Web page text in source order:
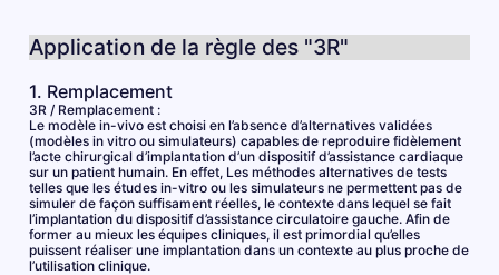
Application de la règle des "3R"
1. Remplacement
3R / Remplacement :
Le modèle in-vivo est choisi en l’absence d’alternatives validées
(modèles in vitro ou simulateurs) capables de reproduire fidèlement
l’acte chirurgical d’implantation d’un dispositif d’assistance cardiaque
sur un patient humain. En effet, Les méthodes alternatives de tests
telles que les études in-vitro ou les simulateurs ne permettent pas de
simuler de façon suffisament réelles, le contexte dans lequel se fait
l’implantation du dispositif d’assistance circulatoire gauche. Afin de
former au mieux les équipes cliniques, il est primordial qu’elles
puissent réaliser une implantation dans un contexte au plus proche de
l’utilisation clinique.